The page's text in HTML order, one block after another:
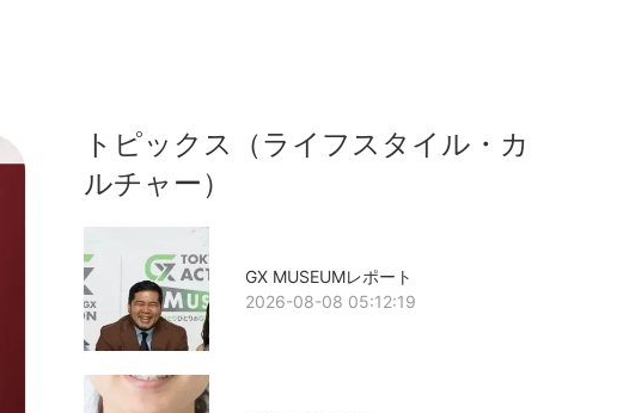
トピックス（ライフスタイル・カ
ルチャー）
GX MUSEUMレポート
2026-08-08 05:12:19